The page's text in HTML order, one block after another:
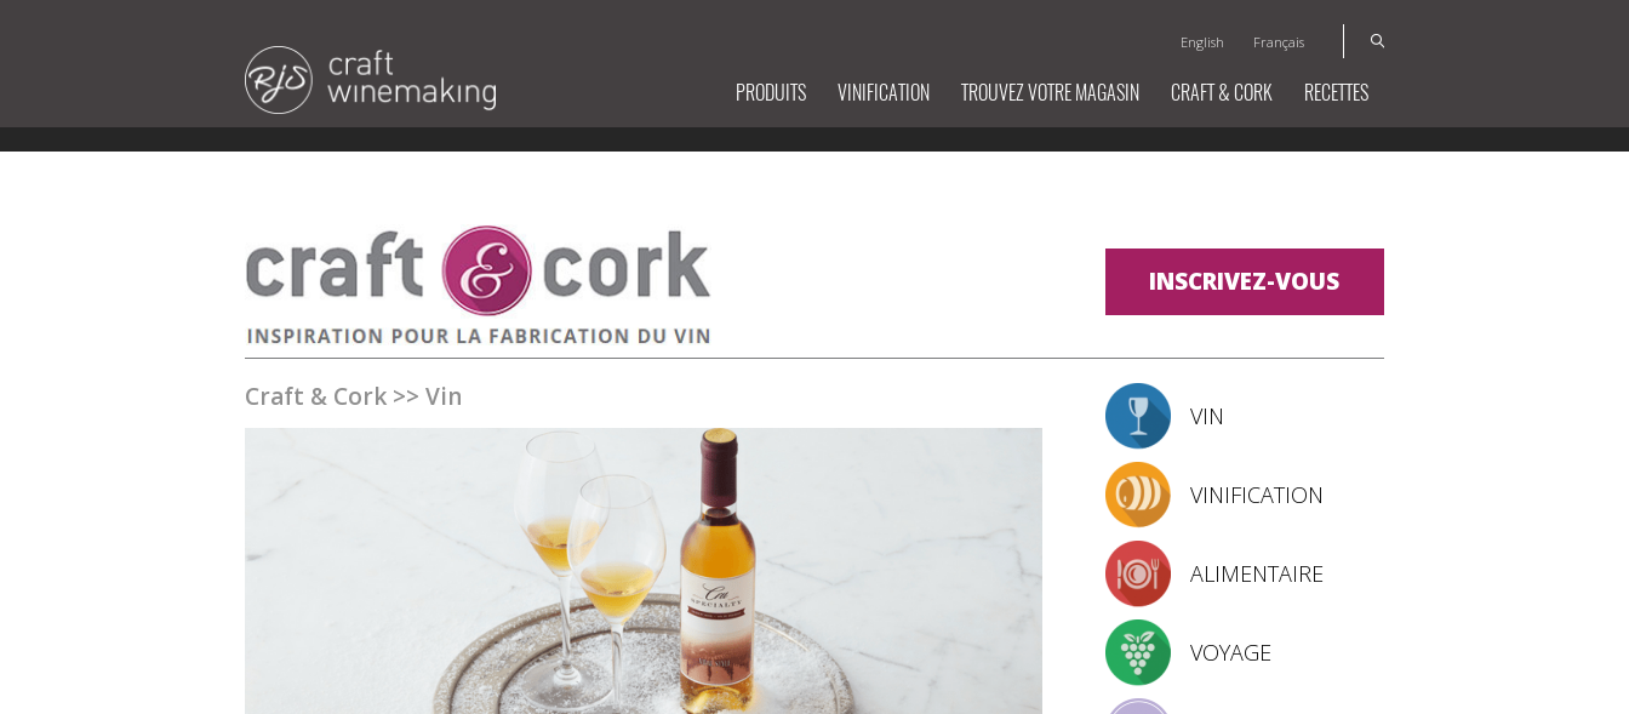
English Français
PRODUITS VINIFICATION TROUVEZ VOTRE MAGASIN CRAFT & CORK RECETTES
INSCRIVEZ-VOUS
Craft & Cork >> Vin
VIN
VINIFICATION
ALIMENTAIRE
VOYAGE